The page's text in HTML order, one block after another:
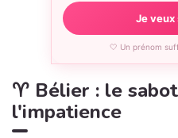
Je
🤍 Un prénom
♈ Bélier : le
l'impatience